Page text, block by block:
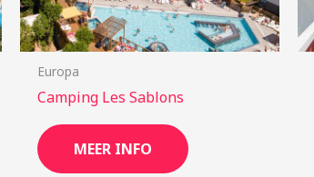
Europa
Camping Les Sablons
MEER INFO